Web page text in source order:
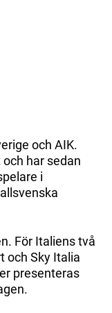
och AIK.
har sedan
i
För Italiens två
och Sky Italia
presenteras